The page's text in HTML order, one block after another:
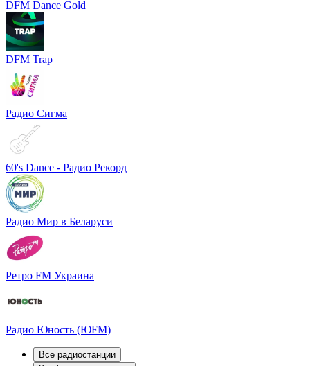
DFM Dance Gold
DFM Trap
Радио Сигма
60's Dance - Радио Рекорд
Радио Мир в Беларуси
Ретро FM Украина
Радио Юность (ЮFM)
Все радиостанции